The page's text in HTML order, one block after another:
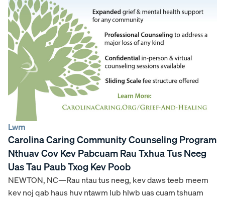
Lwm
Carolina Caring Community Counseling Program
Nthuav Cov Kev Pabcuam Rau Txhua Tus Neeg
Uas Tau Paub Txog Kev Poob
NEWTON, NC—Rau ntau tus neeg, kev daws teeb meem
kev noj qab haus huv ntawm lub hlwb uas cuam tshuam